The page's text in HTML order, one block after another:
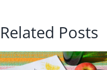
Related Posts